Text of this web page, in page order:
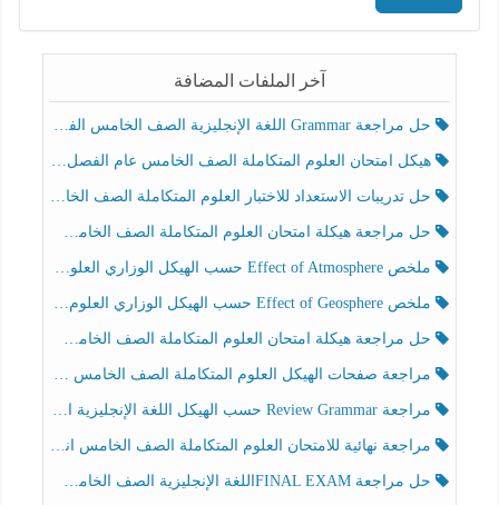
آخر الملفات المضافة
حل مراجعة Grammar اللغة الإنجليزية الصف الخامس الفصل الثالث
هيكل امتحان العلوم المتكاملة الصف الخامس عام الفصل الدراسي الثالث 2025-2026
حل تدريبات الاستعداد للاختبار العلوم المتكاملة الصف الخامس عام الفصل الثالث
حل مراجعة هيكلة امتحان العلوم المتكاملة الصف الخامس انسبير الفصل الثالث
ملخص Effect of Atmosphere حسب الهيكل الوزاري العلوم المتكاملة الصف الخامس انسبير الفصل الثالث
ملخص Effect of Geosphere حسب الهيكل الوزاري العلوم المتكاملة الصف الخامس انسبير الفصل الثالث
حل مراجعة هيكلة امتحان العلوم المتكاملة الصف الخامس عام الفصل الثالث
مراجعة صفحات الهيكل العلوم المتكاملة الصف الخامس انسبير الفصل الثالث
مراجعة Review Grammar حسب الهيكل اللغة الإنجليزية الصف الخامس الفصل الثالث
مراجعة نهائية للامتحان العلوم المتكاملة الصف الخامس انسبير الفصل الثالث
حل مراجعة FINAL EXAMاللغة الإنجليزية الصف الخامس الفصل الثالث